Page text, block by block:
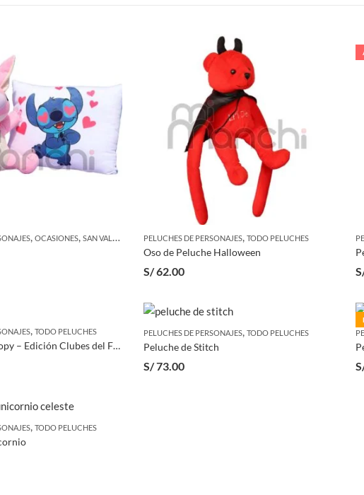
, OCASIONES, SAN VALENTÍN TODO PELUCHES
PELUCHES DE PERSONAJES, TODO PELUCHES
Oso de Peluche Halloween
S/62.00
, TODO PELUCHES
Peluche de Snoopy – Edición Clubes del Fútbol Peruano
PELUCHES DE PERSONAJES, TODO PELUCHES
Peluche de Stitch
S/73.00
, TODO PELUCHES